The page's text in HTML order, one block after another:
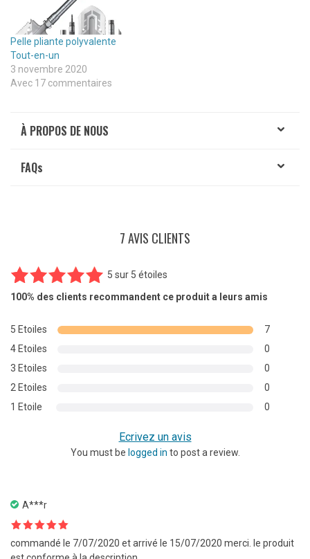
Pelle pliante polyvalente
Tout-en-un
3 novembre 2020
Avec 17 commentaires
À PROPOS DE NOUS
FAQs
7 AVIS CLIENTS
Noté5.00
basé sur
7
notations
client
5 sur 5 étoiles
100% des clients recommandent ce produit a leurs amis
5 Etoiles
7
4 Etoiles
0
3 Etoiles
0
2 Etoiles
0
1 Etoile
0
Ecrivez un avis
You must be logged in to post a review.
A***r
Note5 sur
5
commandé le 7/07/2020 et arrivé le 15/07/2020 merci. le produit